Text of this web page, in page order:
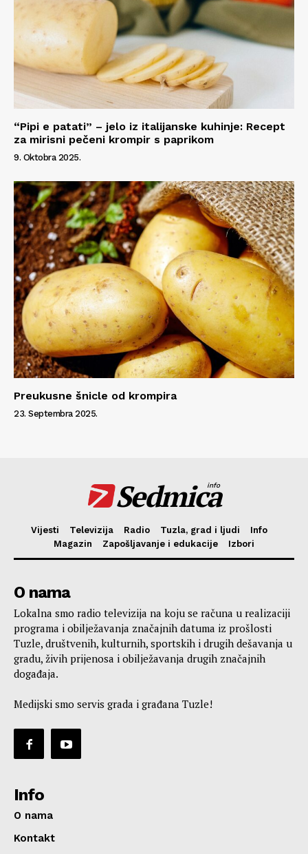
“Pipi e patati” – jelo iz italijanske kuhinje: Recept
za mirisni pečeni krompir s paprikom
9. Oktobra 2025.
Preukusne šnicle od krompira
23. Septembra 2025.
Sedmica
info
Vijesti Televizija Radio Tuzla, grad i ljudi
Info
Magazin
Zapošljavanje i edukacije Izbori
O nama
Lokalna smo radio televizija na koju se računa u realizaciji
programa i obilježavanja značajnih datuma iz prošlosti
Tuzle, društvenih, kulturnih, sportskih i drugih dešavanja u
gradu, živih prijenosa i obilježavanja drugih značajnih
događaja.
Medijski smo servis grada i građana Tuzle!
Info
O nama
Kontakt